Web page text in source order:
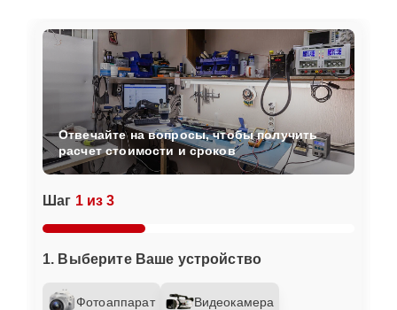
Шаг 1 из 3
1. Выберите Ваше устройство
Фотоаппарат Видеокамера
Отвечайте на вопросы, чтобы получить
расчет стоимости и сроков